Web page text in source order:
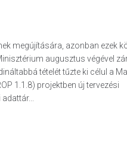
megújítására, azonban ezek
augusztus végével
tételét tűzte ki célul a
1.1.8) projektben új tervezési